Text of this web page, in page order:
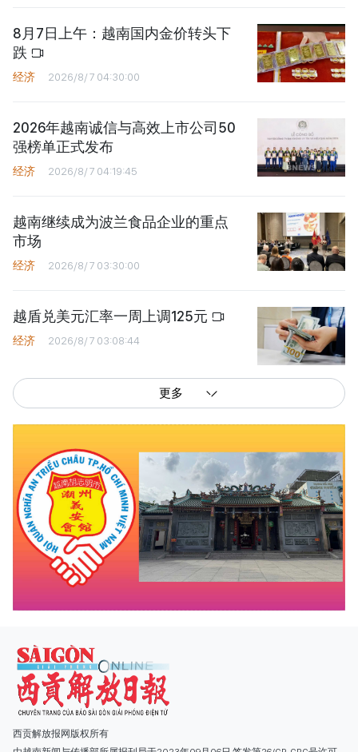
8月7日上午：越南国内金价转头下
跌
经济 2026/8/7 04:30:00
2026年越南诚信与高效上市公司50
强榜单正式发布
经济 2026/8/7 04:19:45
越南继续成为波兰食品企业的重点
市场
经济 2026/8/7 03:30:00
越盾兑美元汇率一周上调125元
经济 2026/8/7 03:08:44
更多
西贡解放报网版权所有
由越南新闻与传播部所属报刊局于2023年09月06日 签发第26/GP-CBC号许可
副总编辑: 阮玉英、范文长、裴氏红霜、张德义、范氏云英、杨文光、阮德显、
阮克强、陈嘉宝
主编: 阮玉英
社址: 胡志明市棋盘坊阮氏明开街432-434号
总台: (028) 39294091 - 转 060
热线: 096.558.1888